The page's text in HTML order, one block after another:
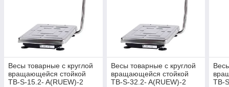
Весы товарные с круглой
вращающейся стойкой
TB-S-15.2- A(RUEW)-2
Весы товарные с круглой
вращающейся стойкой
TB-S-32.2- A(RUEW)-2
TB-